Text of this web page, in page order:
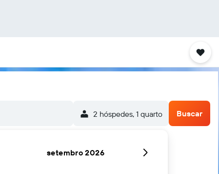
2 hóspedes, 1 quarto Buscar
setembro 2026